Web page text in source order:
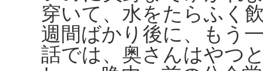
穿いて、水をたらふく
週間ばかり後に、もう
話では、奥さんはやつ